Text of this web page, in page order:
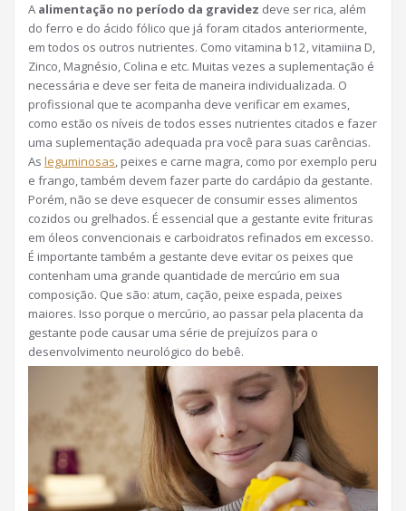
A alimentação no período da gravidez deve ser rica, além
do ferro e do ácido fólico que já foram citados anteriormente,
em todos os outros nutrientes. Como vitamina b12, vitamiina D,
Zinco, Magnésio, Colina e etc. Muitas vezes a suplementação é
necessária e deve ser feita de maneira individualizada. O
profissional que te acompanha deve verificar em exames,
como estão os níveis de todos esses nutrientes citados e fazer
uma suplementação adequada pra você para suas carências.
As leguminosas, peixes e carne magra, como por exemplo peru
e frango, também devem fazer parte do cardápio da gestante.
Porém, não se deve esquecer de consumir esses alimentos
cozidos ou grelhados. É essencial que a gestante evite frituras
em óleos convencionais e carboidratos refinados em excesso.
É importante também a gestante deve evitar os peixes que
contenham uma grande quantidade de mercúrio em sua
composição. Que são: atum, cação, peixe espada, peixes
maiores. Isso porque o mercúrio, ao passar pela placenta da
gestante pode causar uma série de prejuízos para o
desenvolvimento neurológico do bebê.